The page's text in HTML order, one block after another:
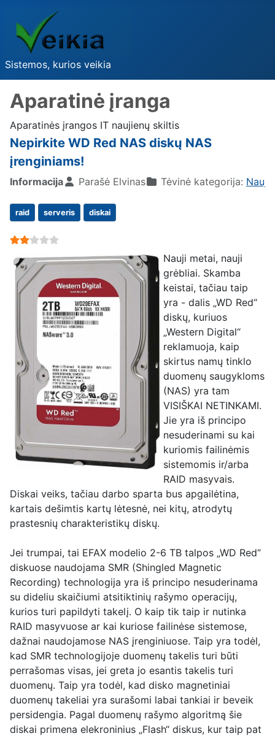
Sistemos, kurios veikia
Aparatinė įranga
Aparatinės įrangos IT naujienų skiltis
Nepirkite WD Red NAS diskų NAS
įrenginiams!
Informacija Parašė Elvinas Tėvinė kategorija:
raid serveris diskai
User Rating:
Nauji metai, nauji
grėbliai. Skamba
keistai, tačiau taip
yra - dalis „WD Red“
diskų, kuriuos
„Western Digital“
reklamuoja, kaip
skirtus namų tinklo
duomenų saugykloms
(NAS) yra tam
VISIŠKAI NETINKAMI.
Jie yra iš principo
nesuderinami su kai
kuriomis failinėmis
sistemomis ir/arba
RAID masyvais.
Diskai veiks, tačiau darbo sparta bus apgailėtina,
kartais dešimtis kartų lėtesnė, nei kitų, atrodytų
prastesnių charakteristikų diskų.
Jei trumpai, tai EFAX modelio 2-6 TB talpos „WD Red“
diskuose naudojama SMR (Shingled Magnetic
Recording) technologija yra iš principo nesuderinama
su dideliu skaičiumi atsitiktinių rašymo operacijų,
kurios turi papildyti takelį. O kaip tik taip ir nutinka
RAID masyvuose ar kai kuriose failinėse sistemose,
dažnai naudojamose NAS įrenginiuose. Taip yra todėl,
kad SMR technologijoje duomenų takelis turi būti
perrašomas visas, jei greta jo esantis takelis turi
duomenų. Taip yra todėl, kad disko magnetiniai
duomenų takeliai yra surašomi labai tankiai ir beveik
persidengia. Pagal duomenų rašymo algoritmą šie
diskai primena elekroninius „Flash“ diskus, kur taip pat